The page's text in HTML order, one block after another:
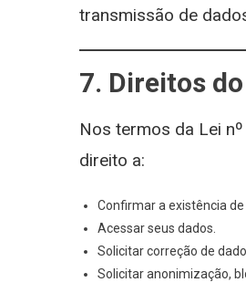
transmissão de
7. Direitos
Nos termos da Lei
direito a:
Confirmar a existência
Acessar seus dados.
Solicitar correção de
Solicitar anonimização,